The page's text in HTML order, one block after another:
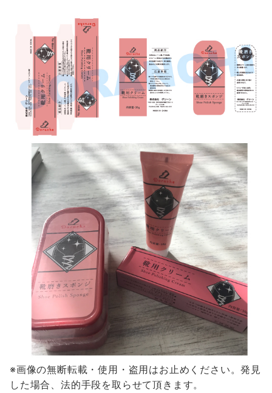
※画像の無断転載・使用・盗用はお止めください。発見
した場合、法的手段を取らせて頂きます。